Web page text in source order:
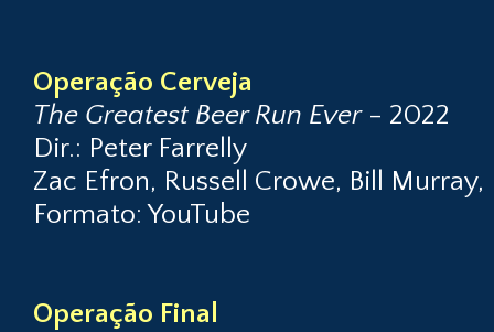
Operação Cerveja
The Greatest Beer Run Ever- 2022
Dir.: Peter Farrelly
Zac Efron, Russell Crowe, Bill Murray,
Formato: YouTube
Operação Final